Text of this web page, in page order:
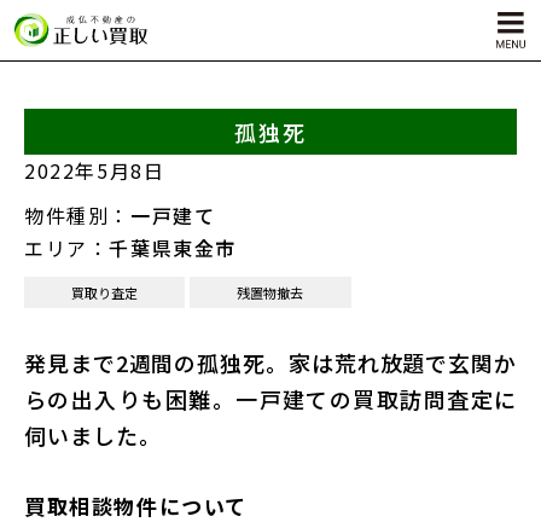
サービス内容
自殺物件買取
対応エリア
孤独死
2022年5月8日
物件種別： 一戸建て
エリア：千葉県東金市
買取り査定 残置物撤去
発見まで2週間の孤独死。家は荒れ放題で玄関か
らの出入りも困難。一戸建ての買取訪問査定に
伺いました。
買取相談物件について